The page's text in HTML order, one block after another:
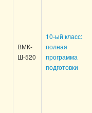
ВМК-
Ш-520
10-ый класс:
полная
программа
подготовки